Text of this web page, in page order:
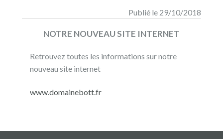
Publié le 29/10/2018
NOTRE NOUVEAU SITE INTERNET
Retrouvez toutes les informations sur notre
nouveau site internet
www.domainebott.fr